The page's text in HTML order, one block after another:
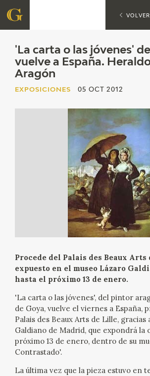
FUNDACIÓN
QUIENES SOMOS
PROGRAMACIÓN
ACTUALIDAD
SALA DE PRENSA
BLOG CUADERNO ITALIANO
'La carta o las jóvenes'
vuelve a España.
Aragón
EXPOSICIONES 05 OCT 2012
Procede del Palais des Beaux
expuesto en el museo Lázaro
hasta el próximo 13 de enero.
'La carta o las jóvenes', del pintor
de Goya, vuelve el viernes a España,
Palais des Beaux Arts de Lille, gracias
Galdiano de Madrid, que expondrá la
próximo 13 de enero, dentro de su
Contrastado'.
La última vez que la pieza estuvo en
VOLVER